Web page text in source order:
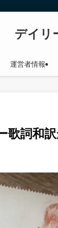
デイリ
運営者情報
歌詞和